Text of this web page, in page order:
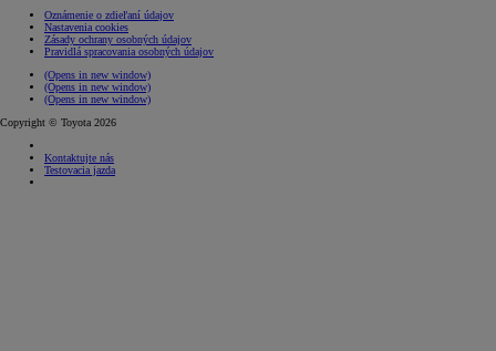
Oznámenie o zdieľaní údajov
Nastavenia cookies
Zásady ochrany osobných údajov
Pravidlá spracovania osobných údajov
(Opens in new window)
(Opens in new window)
(Opens in new window)
Copyright © Toyota 2026
Kontaktujte nás
Testovacia jazda